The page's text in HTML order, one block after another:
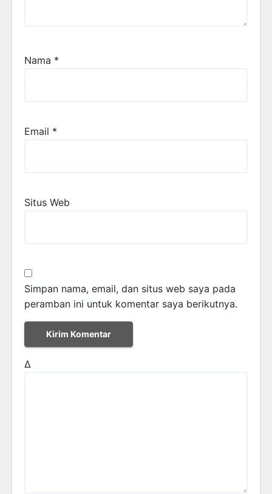
Nama *
Email *
Situs Web
Simpan nama, email, dan situs web saya pada
peramban ini untuk komentar saya berikutnya.
Δ